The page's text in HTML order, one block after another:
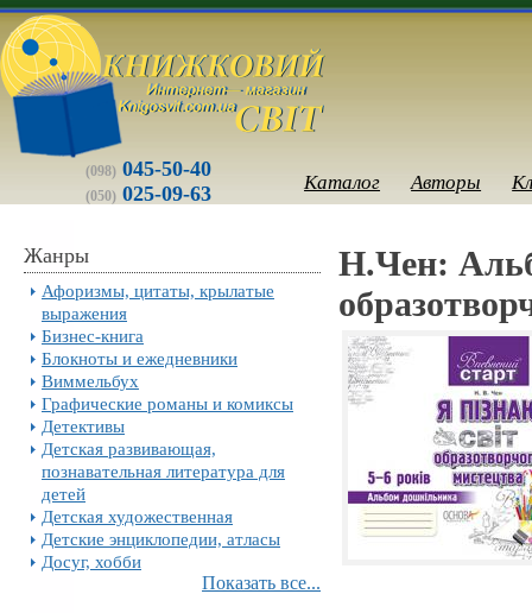
(098) 045-50-40
(050) 025-09-63 Каталог Авторы
Жанры
Афоризмы, цитаты, крылатые
выражения
Бизнес-книга
Блокноты и ежедневники
Виммельбух
Графические романы и комиксы
Детективы
Детская развивающая,
познавательная литература для
детей
Детская художественная
Детские энциклопедии, атласы
Досуг, хобби
Показать все...
Н.Чен: